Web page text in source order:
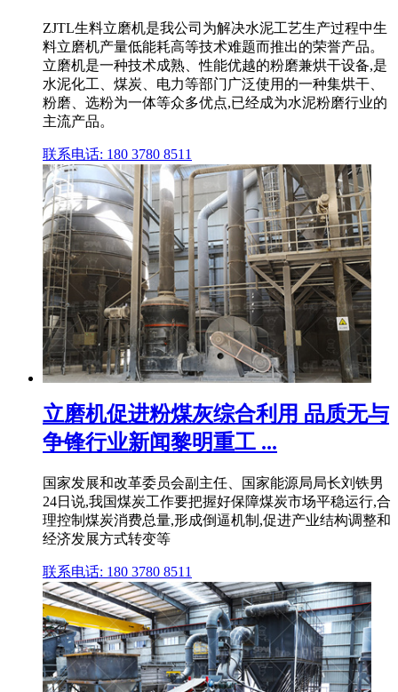
ZJTL生料立磨机是我公司为解决水泥工艺生产过程中生
料立磨机产量低能耗高等技术难题而推出的荣誉产品。
立磨机是一种技术成熟、性能优越的粉磨兼烘干设备,是
水泥化工、煤炭、电力等部门广泛使用的一种集烘干、
粉磨、选粉为一体等众多优点,已经成为水泥粉磨行业的
主流产品。
联系电话: 180 3780 8511
立磨机促进粉煤灰综合利用 品质无与
争锋行业新闻黎明重工 ...
国家发展和改革委员会副主任、国家能源局局长刘铁男
24日说,我国煤炭工作要把握好保障煤炭市场平稳运行,合
理控制煤炭消费总量,形成倒逼机制,促进产业结构调整和
经济发展方式转变等
联系电话: 180 3780 8511